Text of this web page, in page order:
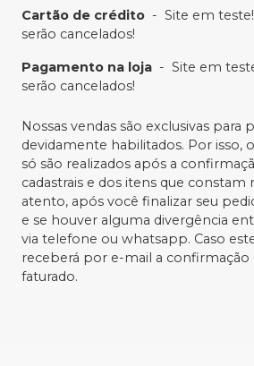
Cartão de crédito - Site em
serão cancelados!
Pagamento na loja - Site em
serão cancelados!
Nossas vendas são exclusivas para
devidamente habilitados. Por isso,
só são realizados após a
cadastrais e dos itens que constam
atento, após você finalizar seu
e se houver alguma divergência
via telefone ou whatsapp. Caso
receberá por e-mail a confirmação
faturado.